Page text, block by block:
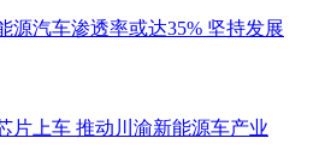
源汽车渗透率或达35% 坚持发展
片上车 推动川渝新能源车产业